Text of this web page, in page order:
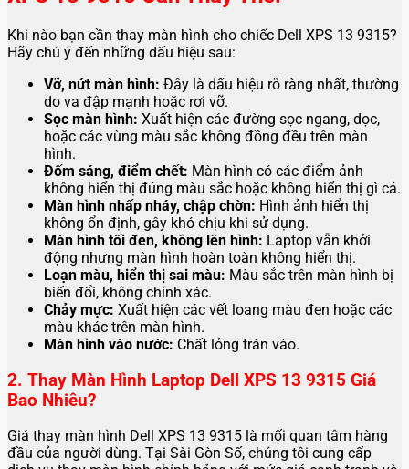
Khi nào bạn cần thay màn hình cho chiếc Dell XPS 13 9315?
Hãy chú ý đến những dấu hiệu sau:
Vỡ, nứt màn hình: Đây là dấu hiệu rõ ràng nhất, thường
do va đập mạnh hoặc rơi vỡ.
Sọc màn hình: Xuất hiện các đường sọc ngang, dọc,
hoặc các vùng màu sắc không đồng đều trên màn
hình.
Đốm sáng, điểm chết: Màn hình có các điểm ảnh
không hiển thị đúng màu sắc hoặc không hiển thị gì cả.
Màn hình nhấp nháy, chập chờn: Hình ảnh hiển thị
không ổn định, gây khó chịu khi sử dụng.
Màn hình tối đen, không lên hình: Laptop vẫn khởi
động nhưng màn hình hoàn toàn không hiển thị.
Loạn màu, hiển thị sai màu: Màu sắc trên màn hình bị
biến đổi, không chính xác.
Chảy mực: Xuất hiện các vết loang màu đen hoặc các
màu khác trên màn hình.
Màn hình vào nước: Chất lỏng tràn vào.
2. Thay Màn Hình Laptop Dell XPS 13 9315 Giá
Bao Nhiêu?
Giá thay màn hình Dell XPS 13 9315 là mối quan tâm hàng
đầu của người dùng. Tại Sài Gòn Số, chúng tôi cung cấp